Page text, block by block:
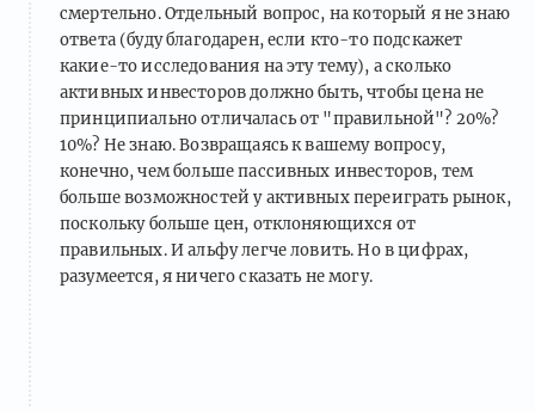
смертельно. Отдельный вопрос, на который я не знаю
ответа (буду благодарен, если кто-то подскажет
какие-то исследования на эту тему), а сколько
активных инвесторов должно быть, чтобы цена не
принципиально отличалась от "правильной"? 20%?
10%? Не знаю. Возвращаясь к вашему вопросу,
конечно, чем больше пассивных инвесторов, тем
больше возможностей у активных переиграть рынок,
поскольку больше цен, отклоняющихся от
правильных. И альфу легче ловить. Но в цифрах,
разумеется, я ничего сказать не могу.